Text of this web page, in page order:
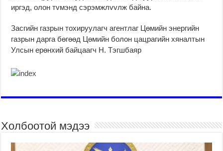
иргэд, олон тvмэнд сэрэмжлvvлж байна.
Засгийн газрын тохируулагч агентлаг Цөмийн энергийн
газрын дарга бөгөөд Цөмийн болон цацрагийн хяналтын
Улсын ерөнхий байцаагч Н. Тэгшбаяр
Холбоотой мэдээ